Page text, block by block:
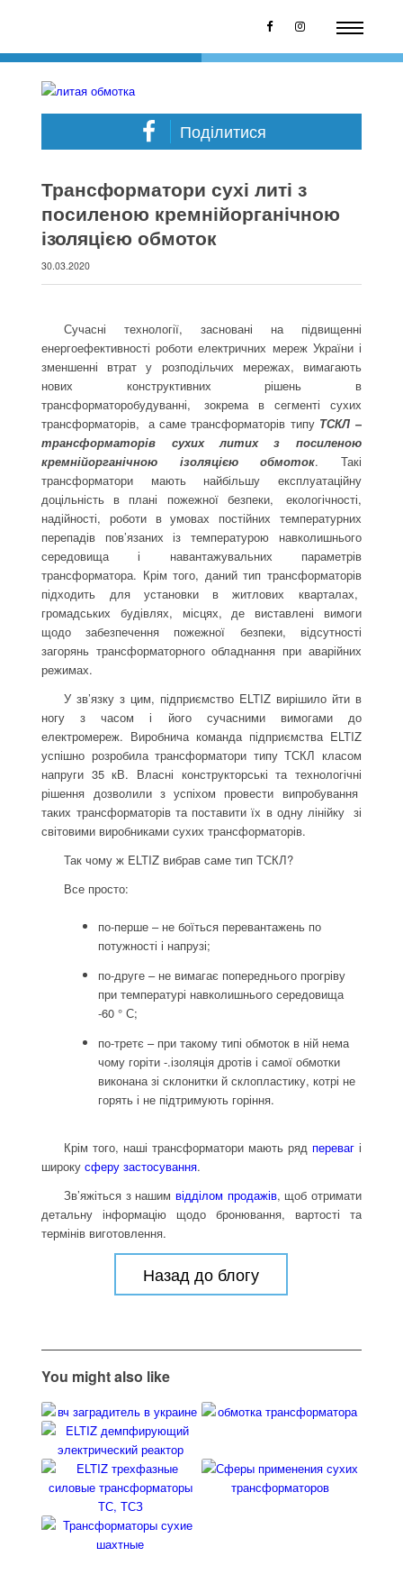
Поділитися
Трансформатори сухі литі з
посиленою кремнійорганічною
ізоляцією обмоток
30.03.2020
Сучасні технології, засновані на підвищенні
енергоефективності роботи електричних мереж України і
зменшенні втрат у розподільчих мережах, вимагають
нових конструктивних рішень в
трансформаторобудуванні,
.зокрема в сегменті сухих
трансформаторів, а саме трансформаторів типу ТСКЛ –
трансформаторів сухих литих з посиленою
кремнійорганічною ізоляцією обмоток. Такі
трансформатори мають найбільшу експлуатаційну
доцільність в плані пожежної безпеки,
екологічності,
надійності, роботи в умовах постійних температурних
перепадів пов’язаних із температурою навколишнього
середовища і навантажувальних параметрів
трансформатора. Крім того, даний тип трансформаторів
підходить для установки в житлових кварталах,
громадських будівлях, місцях, де виставлені вимоги
щодо забезпечення пожежної безпеки, відсутності
загорянь трансформаторного обладнання при аварійних
режимах.
У зв’язку з цим, підприємство ELTIZ вирішило йти в
ногу з часом і його сучасними вимогами до
електромереж. Виробнича команда підприємства ELTIZ
успішно розробила трансформатори типу ТСКЛ класом
напруги 35 кВ. Власні конструкторські та технологічні
рішення дозволили з успіхом провести випробування.
таких трансформаторів та поставити їх в одну лінійку зі
світовими виробниками сухих трансформаторів.
Так чому ж ELTIZ вибрав саме тип ТСКЛ?
Все просто:
по-перше – не боїться перевантажень по
потужності і напрузі;
по-друге – не вимагає попереднього прогріву
при температурі навколишнього середовища
-60 ° С;
по-третє – при такому типі обмоток в ній нема
чому горіти -.ізоляція дротів і самої обмотки
виконана зі склонитки й склопластику, котрі не
горять і не підтримують горіння.
Крім того, наші трансформатори мають ряд перевагі
широкусферу застосування.
Зв’яжіться з нашим відділом продажів, щоб отримати
детальну інформацію щодо бронювання, вартості та
термінів виготовлення.
Назад до блогу
You might also like